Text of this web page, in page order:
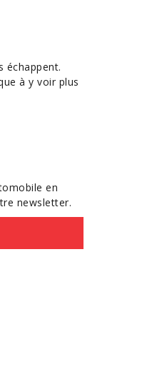
échappent.
à y voir plus
en
newsletter.